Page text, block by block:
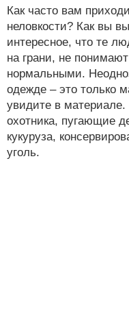
Как часто вам
неловкости? Как вы
интересное, что те
на грани, не
нормальными.
одежде – это только
увидите в
охотника, пугающие
кукуруза,
уголь.